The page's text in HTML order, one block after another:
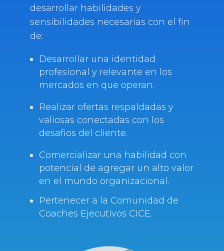
desarrollar habilidades y
sensibilidades necesarias con el fin
de:
Desarrollar una identidad
profesional y relevante en los
mercados en que operan.
Realizar ofertas respaldadas y
valiosas conectadas con los
desafios del cliente.
Comercializar una habilidad con
potencial de agregar un alto valor
en el mundo organizacional.
Pertenecer a la Comunidad de
Coaches Ejecutivos CICE.